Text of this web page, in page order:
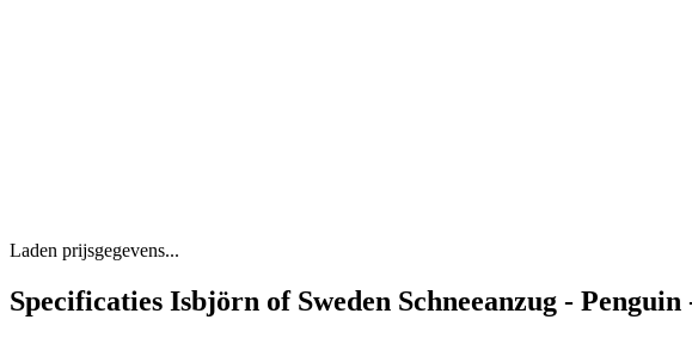
Laden prijsgegevens...
Specificaties Isbjörn of Sweden Schneeanzug -